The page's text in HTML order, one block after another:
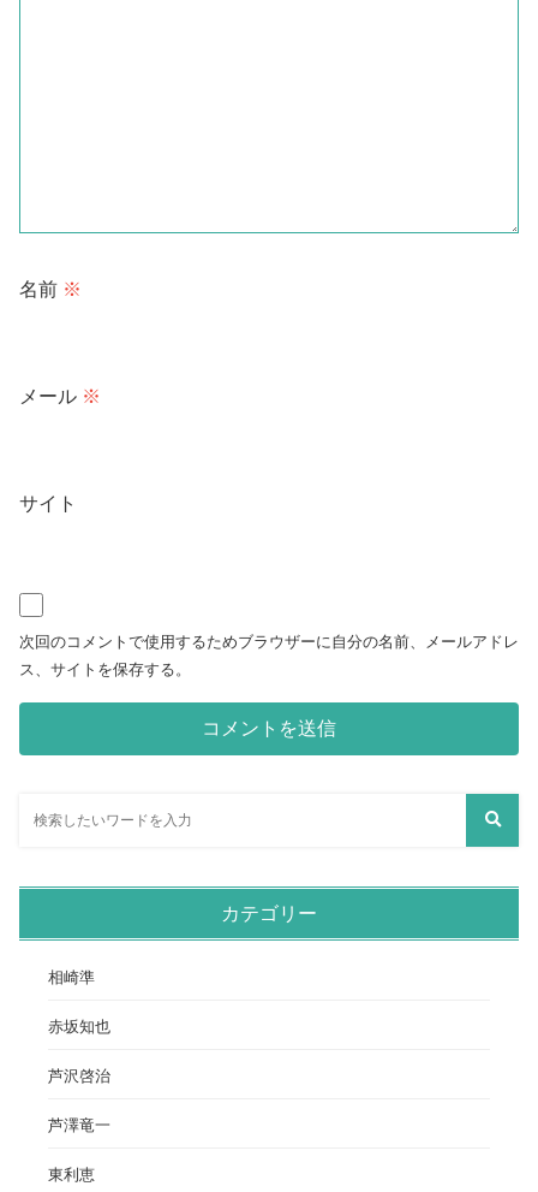
名前 ※
メール ※
サイト
次回のコメントで使用するためブラウザーに自分の名前、メールアドレ
ス、サイトを保存する。
カテゴリー
相崎準
赤坂知也
芦沢啓治
芦澤竜一
東利恵